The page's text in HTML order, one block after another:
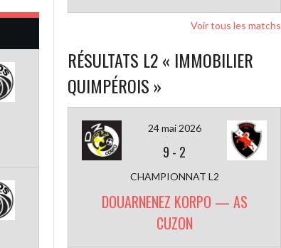
Voir tous les matchs
RÉSULTATS L2 « IMMOBILIER
QUIMPÉROIS »
24 mai 2026
9 - 2
CHAMPIONNAT L2
DOUARNENEZ KORPO — AS
CUZON